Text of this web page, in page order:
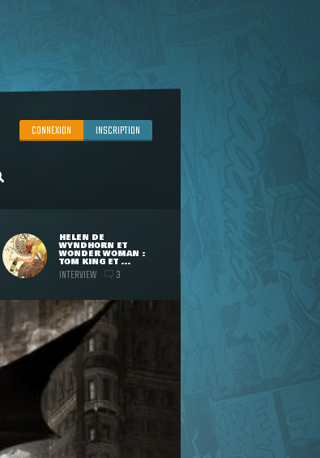
CONNEXION INSCRIPTION
HELEN DE
WYNDHORN ET
WONDER WOMAN :
TOM KING ET ...
INTERVIEW 3